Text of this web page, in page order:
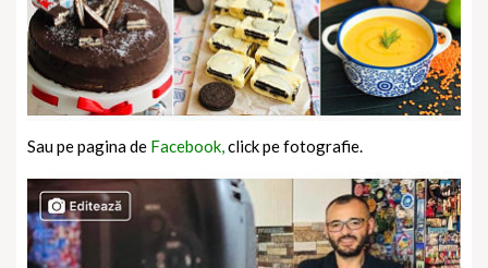
Sau pe pagina de Facebook,click pe fotografie.